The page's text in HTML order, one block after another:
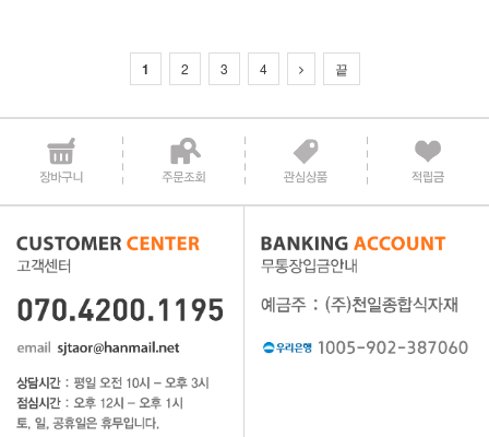
1 2 3 4 끝